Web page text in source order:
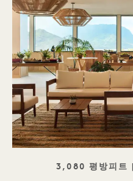
태그라인
3,080 평방피트